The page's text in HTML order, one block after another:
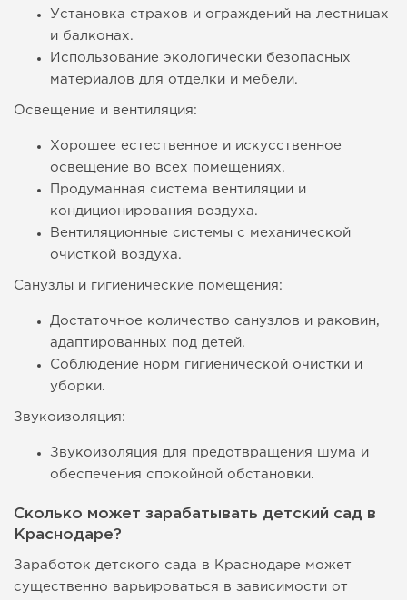
Установка страхов и ограждений на лестницах
и балконах.
Использование экологически безопасных
материалов для отделки и мебели.
Освещение и вентиляция:
Хорошее естественное и искусственное
освещение во всех помещениях.
Продуманная система вентиляции и
кондиционирования воздуха.
Вентиляционные системы с механической
очисткой воздуха.
Санузлы и гигиенические помещения:
Достаточное количество санузлов и раковин,
адаптированных под детей.
Соблюдение норм гигиенической очистки и
уборки.
Звукоизоляция:
Звукоизоляция для предотвращения шума и
обеспечения спокойной обстановки.
Сколько может зарабатывать детский сад в
Краснодаре?
Заработок детского сада в Краснодаре может
существенно варьироваться в зависимости от